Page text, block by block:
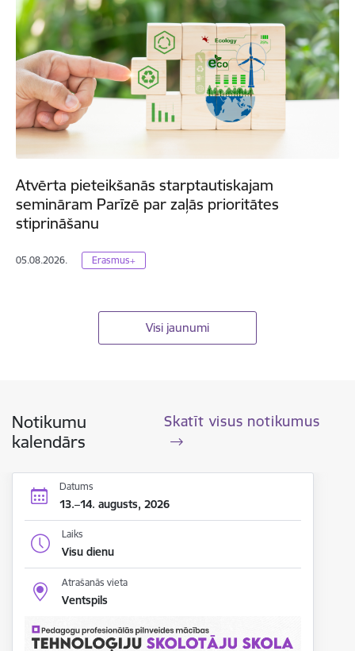
Atvērta pieteikšanās starptautiskajam
semināram Parīzē par zaļās prioritātes
stiprināšanu
05.08.2026. Erasmus+
Visi jaunumi
Notikumu
kalendārs
Skatīt visus notikumus
Datums
13.–14. augusts, 2026
Laiks
Visu dienu
Atrašanās vieta
Ventspils